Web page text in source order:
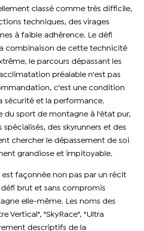
classé comme très difficile,
techniques, des virages
à faible adhérence. Le défi
combinaison de cette technicité
le parcours dépassant les
préalable n'est pas
c'est une condition
sécurité et la performance.
du sport de montagne à l'état pur,
des skyrunners et des
chercher le dépassement de soi
grandiose et impitoyable.
est façonnée non pas par un récit
défi brut et sans compromis
elle-même. Les noms des
Vertical", "SkyRace", "Ultra
descriptifs de la